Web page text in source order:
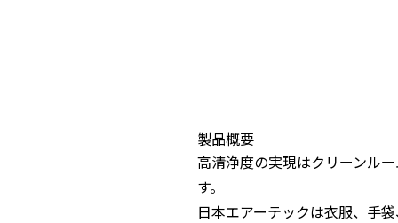
製品概要
高清浄度の実現はクリーンル
す。
日本エアーテックは衣服、手